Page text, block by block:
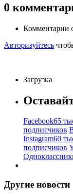
0
Комментарии
Авторизуйтесь
Загрузка
Facebook65
подписчиков
Instagram60
подписчиков
Другие новости